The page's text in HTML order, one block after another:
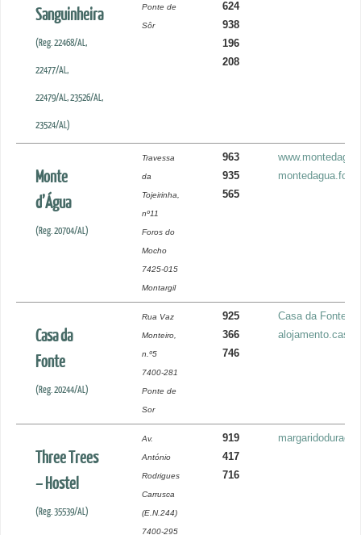
Sanguinheira
(Reg. 22468/AL,
22477/AL,
22479/AL, 23526/AL,
23524/AL)
Ponte de
Sôr
624
938
196
208
Monte
d’Água
(Reg. 20704/AL)
Travessa
da
Tojeirinha,
nº11
Foros do
Mocho
7425-015
Montargil
963
935
565
Casa da
Fonte
(Reg. 20244/AL)
Rua Vaz
Monteiro,
n.º5
7400-281
Ponte de
Sor
925
366
746
Casa da Fonte
Three Trees
– Hostel
(Reg. 35539/AL)
Av.
António
Rodrigues
Carrusca
(E.N.244)
7400-295
919
417
716